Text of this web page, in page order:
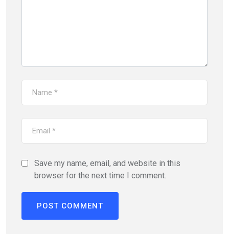
Save my name, email, and website in this
browser for the next time I comment.